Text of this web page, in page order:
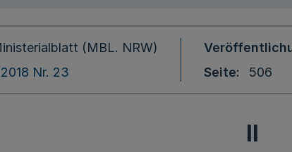
(MBL. NRW)
Nr. 23
Seite
506
II